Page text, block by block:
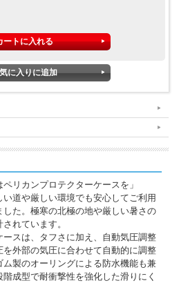
リカンプロテクターケースを」
道や厳しい環境でも安心してご利用
た。極寒の北極の地や厳しい暑さの
れています。
スは、タフさに加え、自動気圧調整
外部の気圧に合わせて自動的に調整
製のオーリングによる防水機能も兼
成型で耐衝撃性を強化した滑りにく